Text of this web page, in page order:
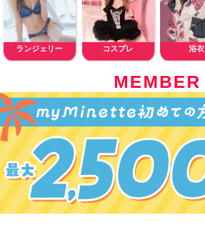
ランジェリー コスプレ 浴衣
MEMBER